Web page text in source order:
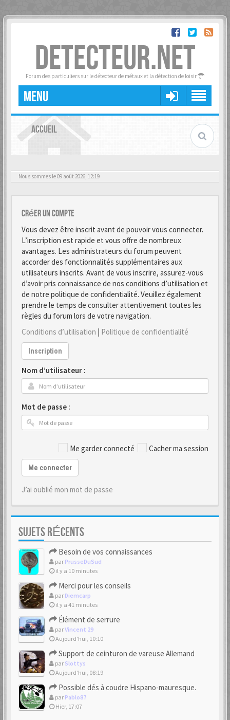
DETECTEUR.NET
Forum des particuliers sur le détecteur de métaux et la détection de loisir
MENU
ACCUEIL
Nous sommes le 09 août 2026, 12:19
Créer un Compte
Vous devez être inscrit avant de pouvoir vous connecter.
L’inscription est rapide et vous offre de nombreux
avantages. Les administrateurs du forum peuvent
accorder des fonctionnalités supplémentaires aux
utilisateurs inscrits. Avant de vous inscrire, assurez-vous
d’avoir pris connaissance de nos conditions d’utilisation et
de notre politique de confidentialité. Veuillez également
prendre le temps de consulter attentivement toutes les
règles du forum lors de votre navigation.
Conditions d’utilisation | Politique de confidentialité
Inscription
Nom d’utilisateur :
Mot de passe :
Me garder connecté Cacher ma session
Me connecter
J’ai oublié mon mot de passe
SUJETS RÉCENTS
Besoin de vos connaissances
par PrusseDuSud
il y a 10 minutes
Merci pour les conseils
par Diemcarp
il y a 41 minutes
Élément de serrure
parVincent 29
Aujourd’hui, 10:10
Support de ceinturon de vareuse Allemand
par Slottys
Aujourd’hui, 08:19
Possible dés à coudre Hispano-mauresque.
par Pablo87
Hier, 17:07